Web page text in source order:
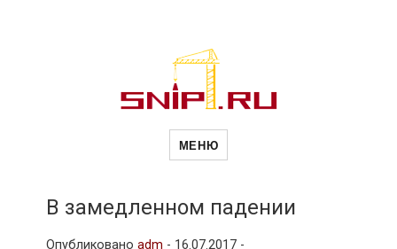
Новости
рубрики
МЕНЮ
В замедленном падении
Опубликовано adm - 16.07.2017 -